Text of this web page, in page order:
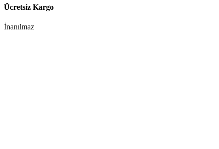
Ücretsiz Kargo
İnanılmaz